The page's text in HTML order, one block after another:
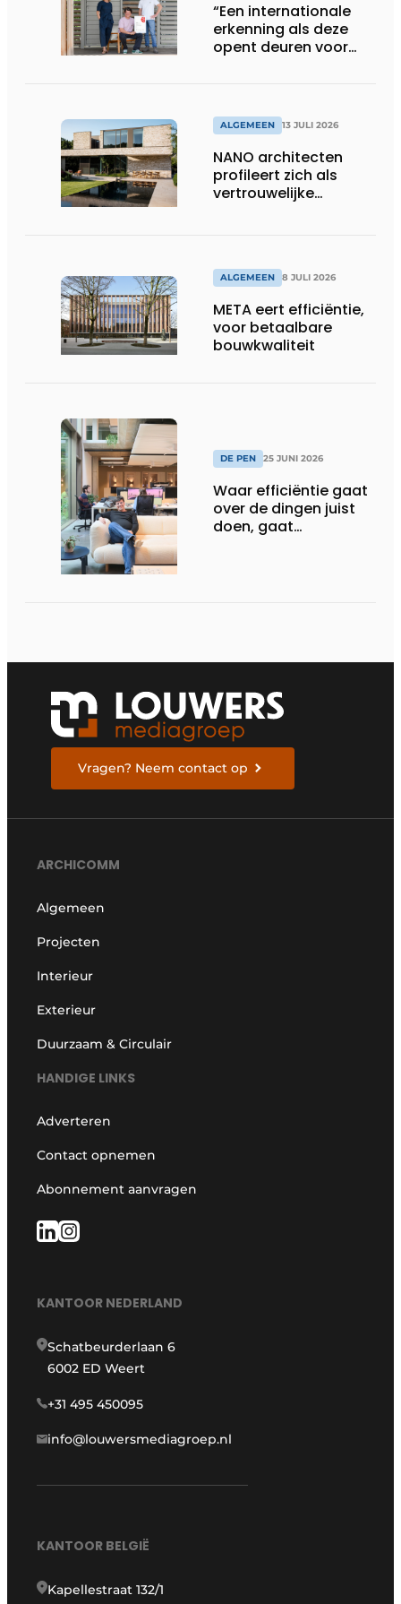
“Een internationale
erkenning als deze
opent deuren voor
ALGEMEEN 13 JULI 2026
NANO architecten
profileert zich als
vertrouwelijke
ALGEMEEN 8 JULI 2026
META eert efficiëntie,
voor betaalbare
bouwkwaliteit
DE PEN 25 JUNI 2026
Waar efficiëntie gaat
over de dingen juist
doen, gaat
Vragen? Neem contact op
ARCHICOMM
Algemeen
Projecten
Interieur
Exterieur
Duurzaam & Circulair
HANDIGE LINKS
Adverteren
Contact opnemen
Abonnement aanvragen
KANTOOR NEDERLAND
Schatbeurderlaan 6
6002 ED Weert
+31 495 450095
info@louwersmediagroep.nl
KANTOOR BELGIË
Kapellestraat 132/1